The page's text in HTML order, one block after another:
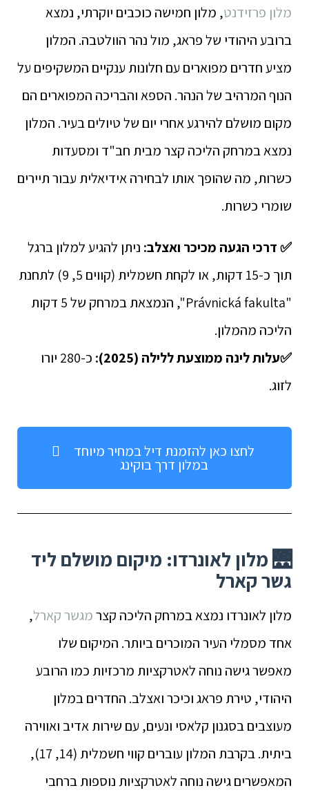
מלון פרזידנט, מלון חמישה כוכבים יוקרתי, נמצא
ברובע היהודי של פראג, מול נהר הוולטבה. המלון
מציע חדרים מפוארים עם חלונות ענקיים המשקיפים על
הנוף המרהיב של הנהר. הספא והבריכה המפוארים הם
מקום מושלם להירגע אחרי יום של טיולים בעיר. המלון
נמצא במרחק הליכה קצר מבית חב"ד ומסעדות
כשרות, מה שהופך אותו לבחירה אידיאלית עבור תיירים
שומרי כשרות.
✅ דרכי הגעה מכיכר ואצלב: ניתן להגיע למלון ברגל
תוך כ-15 דקות, או לקחת חשמלית (קווים 5, 9) לתחנת
"Právnická fakulta", הנמצאת במרחק של 5 דקות
הליכה מהמלון.
✅עלות לינה ממוצעת ללילה (2025):
כ-280 יורו
לזוג.
לחצו כאן להזמנת דיל במחיר מיוחד
במלון דרך בוקינג
🌉 מלון לאונרדו: מיקום מושלם ליד
גשר קארל
מלון לאונרדו נמצא במרחק הליכה קצרמגשר קארל,
אחד מסמלי העיר המוכרים ביותר. המיקום שלו
מאפשר גישה נוחה לאטרקציות מרכזיות כמו הרובע
היהודי, טירת פראג וכיכר ואצלב. החדרים במלון
מעוצבים בסגנון קלאסי ונעים, עם שירות אדיב ואווירה
ביתית. בקרבת המלון עוברים קווי חשמלית (14, 17),
המאפשרים גישה נוחה לאטרקציות נוספות ברחבי